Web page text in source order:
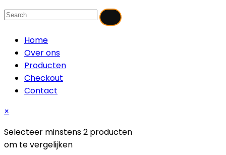
Home
Over ons
Producten
Checkout
Contact
×
Selecteer minstens 2 producten
om te vergelijken